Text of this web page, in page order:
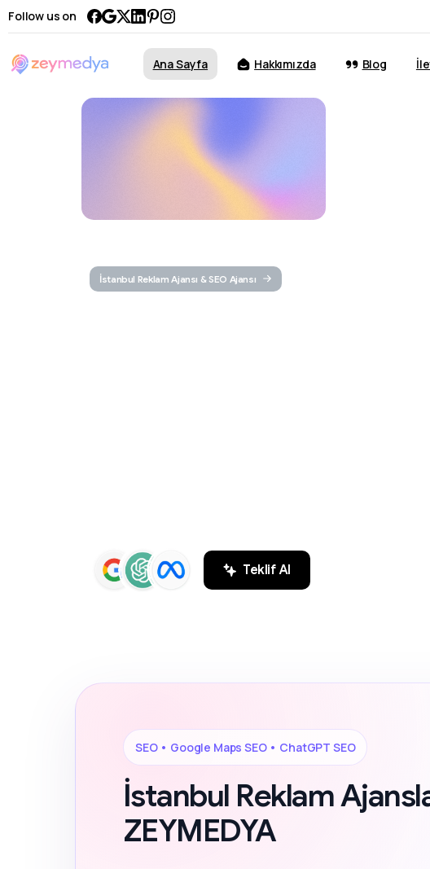
Follow us on
Ana Sayfa Hakkımızda Blog
İstanbul Reklam Ajansı & SEO Ajansı
Teklif Al
SEO • Google Maps SEO • ChatGPT SEO
İstanbul Reklam
ZEYMEDYA